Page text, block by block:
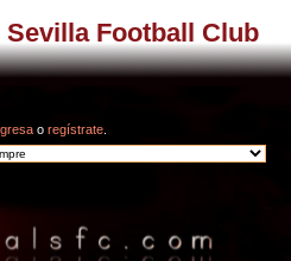
Football Club
o regístrate